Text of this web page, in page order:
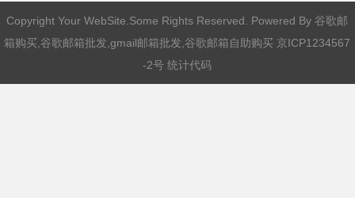
Copyright Your WebSite.Some Rights Reserved. Powered By谷歌邮
箱购买,谷歌邮箱批发,gmail邮箱批发,谷歌邮箱自助购买 京ICP1234567
-2号 统计代码